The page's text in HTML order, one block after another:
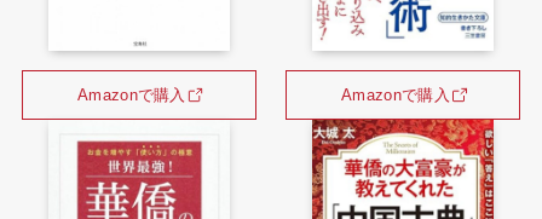
Amazonで購入 Amazonで購入